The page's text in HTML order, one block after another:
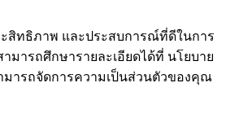
สิทธิภาพ และประสบการณ์ที่ดีในการ
มารถศึกษารายละเอียดได้ที่ นโยบาย
มารถจัดการความเป็นส่วนตัวของคุณ